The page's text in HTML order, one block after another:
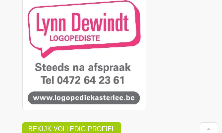
BEKIJK VOLLEDIG PROFIEL